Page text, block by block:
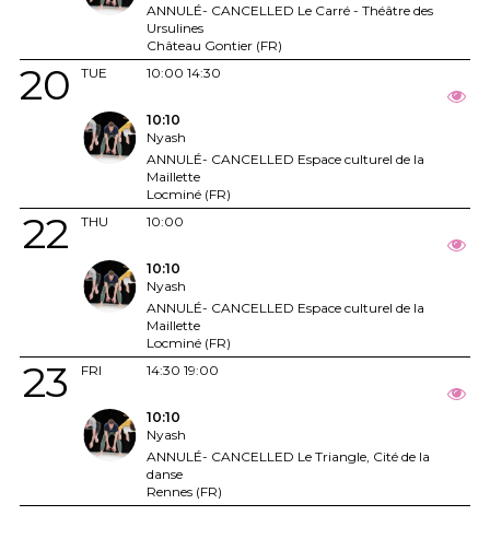
ANNULÉ- CANCELLED Le Carré - Théâtre des
Ursulines
Château Gontier (FR)
TUE
20 10:00 14:30
10:10
Nyash
ANNULÉ- CANCELLED Espace culturel de la
Maillette
Locminé (FR)
THU
22 10:00
10:10
Nyash
ANNULÉ- CANCELLED Espace culturel de la
Maillette
Locminé (FR)
FRI
23 14:30 19:00
10:10
Nyash
ANNULÉ- CANCELLED Le Triangle, Cité de la
danse
Rennes (FR)